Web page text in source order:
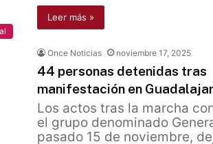
Leer más »
Once Noticias noviembre 17, 2025
44 personas detenidas tras
manifestación en
Los actos tras la marcha
el grupo denominado
pasado 15 de noviembre,